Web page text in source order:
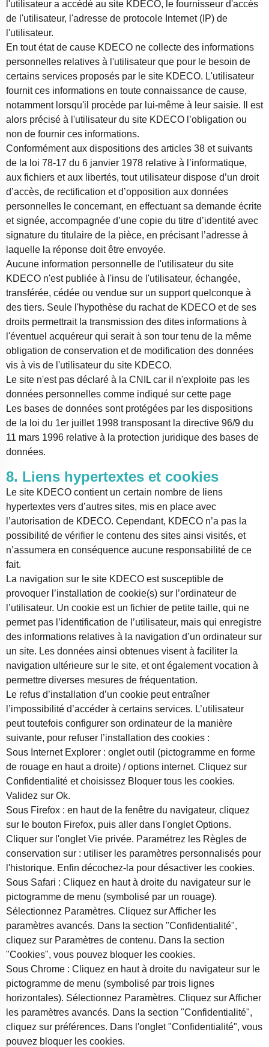
l'utilisateur a accédé au site KDECO, le fournisseur d'accès
de l'utilisateur, l'adresse de protocole Internet (IP) de
l'utilisateur.
En tout état de cause KDECO ne collecte des informations
personnelles relatives à l'utilisateur que pour le besoin de
certains services proposés par le site KDECO. L'utilisateur
fournit ces informations en toute connaissance de cause,
notamment lorsqu'il procède par lui-même à leur saisie. Il est
alors précisé à l'utilisateur du site KDECO l’obligation ou
non de fournir ces informations.
Conformément aux dispositions des articles 38 et suivants
de la loi 78-17 du 6 janvier 1978 relative à l’informatique,
aux fichiers et aux libertés, tout utilisateur dispose d’un droit
d’accès, de rectification et d’opposition aux données
personnelles le concernant, en effectuant sa demande écrite
et signée, accompagnée d’une copie du titre d’identité avec
signature du titulaire de la pièce, en précisant l’adresse à
laquelle la réponse doit être envoyée.
Aucune information personnelle de l'utilisateur du site
KDECO n'est publiée à l'insu de l'utilisateur, échangée,
transférée, cédée ou vendue sur un support quelconque à
des tiers. Seule l'hypothèse du rachat de KDECO et de ses
droits permettrait la transmission des dites informations à
l'éventuel acquéreur qui serait à son tour tenu de la même
obligation de conservation et de modification des données
vis à vis de l'utilisateur du site KDECO.
Le site n'est pas déclaré à la CNIL car il n'exploite pas les
données personnelles comme indiqué sur cette page
Les bases de données sont protégées par les dispositions
de la loi du 1er juillet 1998 transposant la directive 96/9 du
11 mars 1996 relative à la protection juridique des bases de
données.
8. Liens hypertextes et cookies
Le site KDECO contient un certain nombre de liens
hypertextes vers d’autres sites, mis en place avec
l’autorisation de KDECO. Cependant, KDECO n’a pas la
possibilité de vérifier le contenu des sites ainsi visités, et
n’assumera en conséquence aucune responsabilité de ce
fait.
La navigation sur le site KDECO est susceptible de
provoquer l’installation de cookie(s) sur l’ordinateur de
l’utilisateur. Un cookie est un fichier de petite taille, qui ne
permet pas l’identification de l’utilisateur, mais qui enregistre
des informations relatives à la navigation d’un ordinateur sur
un site. Les données ainsi obtenues visent à faciliter la
navigation ultérieure sur le site, et ont également vocation à
permettre diverses mesures de fréquentation.
Le refus d’installation d’un cookie peut entraîner
l’impossibilité d’accéder à certains services. L’utilisateur
peut toutefois configurer son ordinateur de la manière
suivante, pour refuser l’installation des cookies :
Sous Internet Explorer : onglet outil (pictogramme en forme
de rouage en haut a droite) / options internet. Cliquez sur
Confidentialité et choisissez Bloquer tous les cookies.
Validez sur Ok.
Sous Firefox : en haut de la fenêtre du navigateur, cliquez
sur le bouton Firefox, puis aller dans l'onglet Options.
Cliquer sur l'onglet Vie privée. Paramétrez les Règles de
conservation sur : utiliser les paramètres personnalisés pour
l'historique. Enfin décochez-la pour désactiver les cookies.
Sous Safari : Cliquez en haut à droite du navigateur sur le
pictogramme de menu (symbolisé par un rouage).
Sélectionnez Paramètres. Cliquez sur Afficher les
paramètres avancés. Dans la section "Confidentialité",
cliquez sur Paramètres de contenu. Dans la section
"Cookies", vous pouvez bloquer les cookies.
Sous Chrome : Cliquez en haut à droite du navigateur sur le
pictogramme de menu (symbolisé par trois lignes
horizontales). Sélectionnez Paramètres. Cliquez sur Afficher
les paramètres avancés. Dans la section "Confidentialité",
cliquez sur préférences. Dans l'onglet "Confidentialité", vous
pouvez bloquer les cookies.